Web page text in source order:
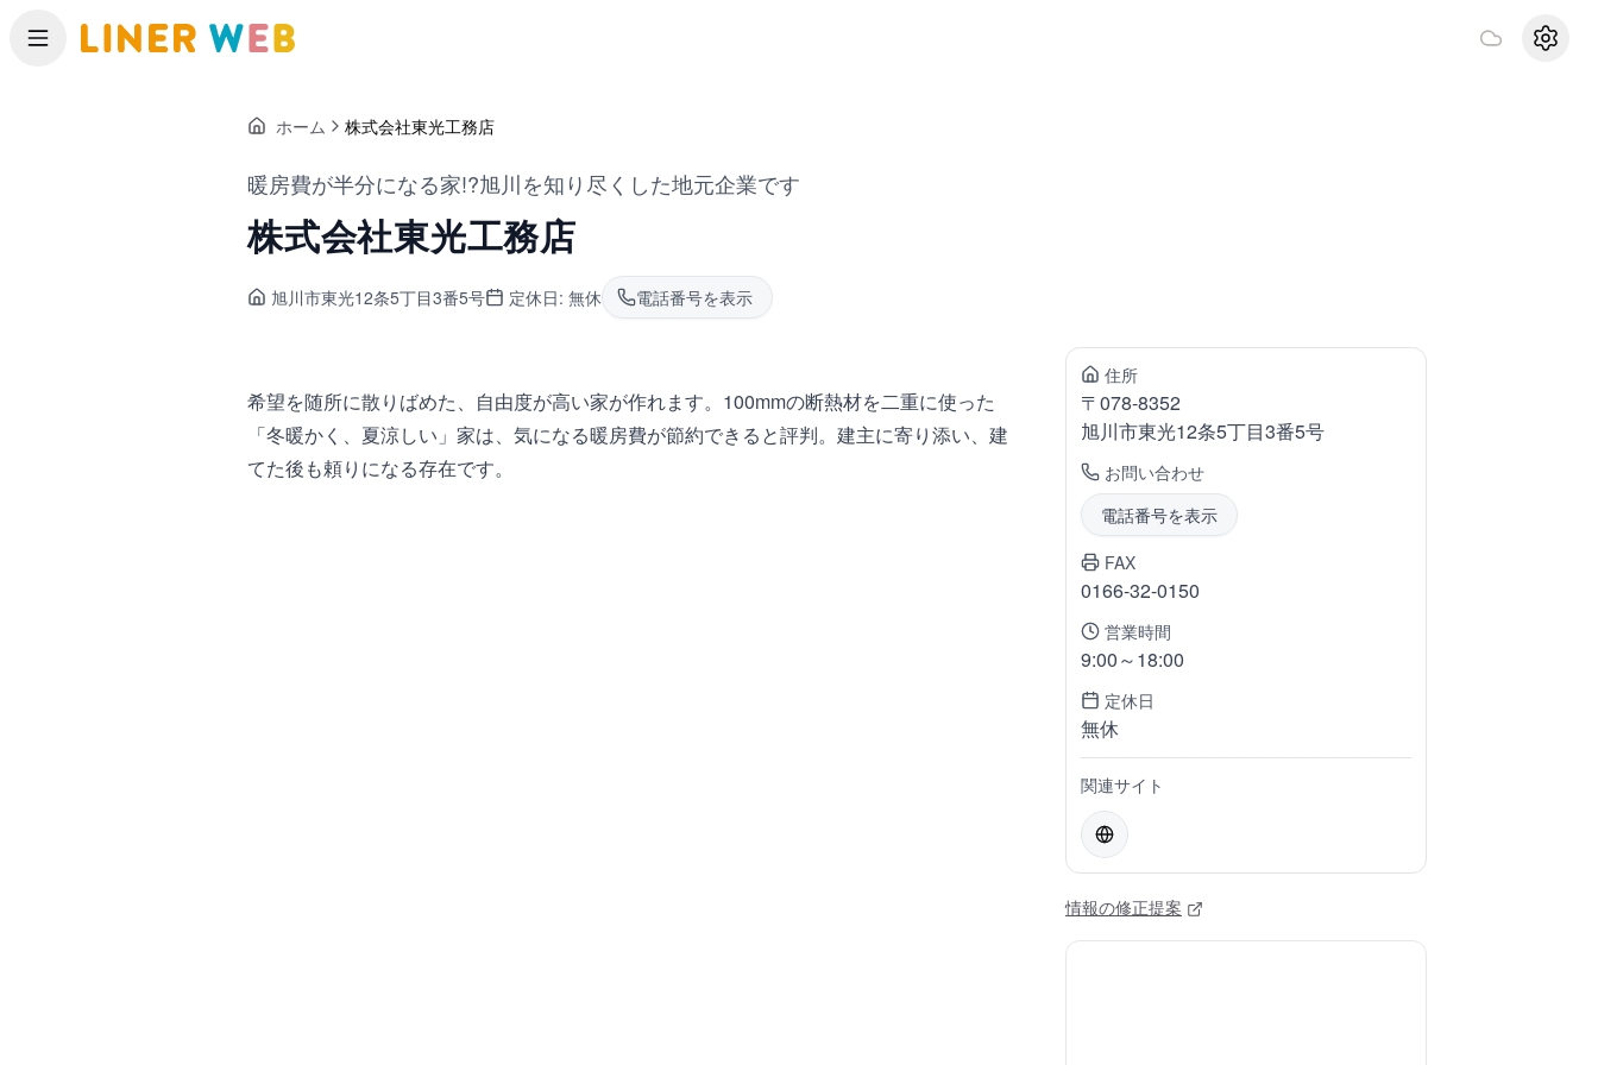
メニュー 設定
ホーム 株式会社東光工務店
暖房費が半分になる家!?旭川を知り尽くした地元企業です
株式会社東光工務店
旭川市東光12条5丁目3番5号 定休日: 無休 電話番号を表示
希望を随所に散りばめた、自由度が高い家が作れます。100mmの断熱材を二重に使った
「冬暖かく、夏涼しい」家は、気になる暖房費が節約できると評判。建主に寄り添い、建
てた後も頼りになる存在です。
住所
〒078-8352
旭川市東光12条5丁目3番5号
お問い合わせ
電話番号を表示
FAX
0166-32-0150
営業時間
9:00～18:00
定休日
無休
関連サイト
情報の修正提案